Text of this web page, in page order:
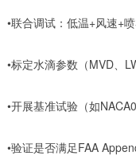
•联合调试：低温+风速+
•标定水滴参数（MVD、
•开展基准试验（如
•验证是否满足FAA